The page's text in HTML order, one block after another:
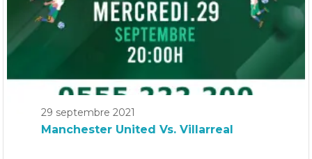
29 septembre 2021
Manchester United Vs. Villarreal